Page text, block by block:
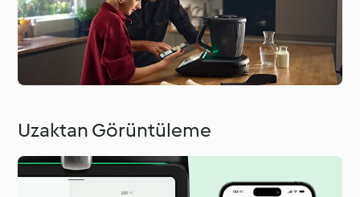
Uzaktan Görüntüleme